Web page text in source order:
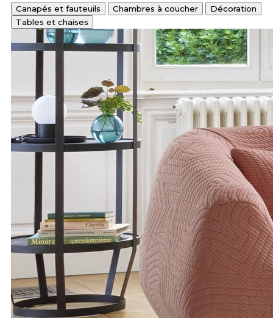
Canapés et fauteuils Chambres à coucher
Décoration
Tables et chaises